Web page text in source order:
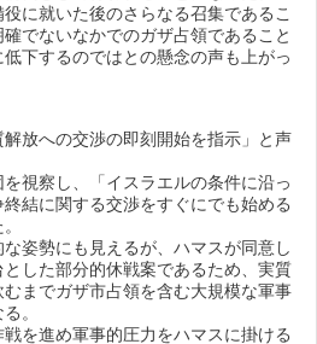
に就いた後のさらなる召集であるこ
でないなかでのガザ占領であること
下するのではとの懸念の声も上がっ
解放への交渉の即刻開始を指示」と声
視察し、「イスラエルの条件に沿っ
結に関する交渉をすぐにでも始める
姿勢にも見えるが、ハマスが同意し
した部分的休戦案であるため、実質
までガザ市占領を含む大規模な軍事
。
を進め軍事的圧力をハマスに掛ける